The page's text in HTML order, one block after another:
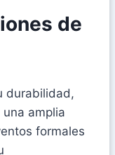
de
durabilidad,
amplia
formales